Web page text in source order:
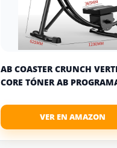
AB COASTER CRUNCH
CORE TÓNER AB